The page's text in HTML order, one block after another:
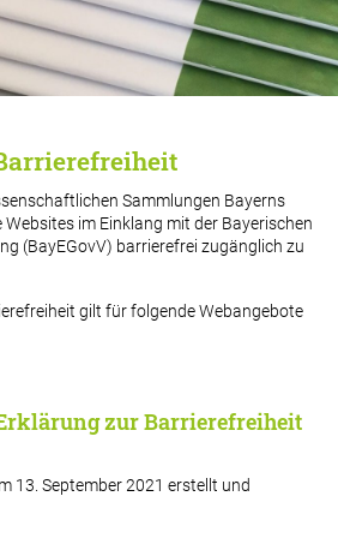
Sammlungen Bayerns
Websites im Einklang mit der Bayerischen
(BayEGovV) barrierefrei zugänglich zu
gilt für folgende Webangebote
zur Barrierefreiheit
13. September 2021 erstellt und